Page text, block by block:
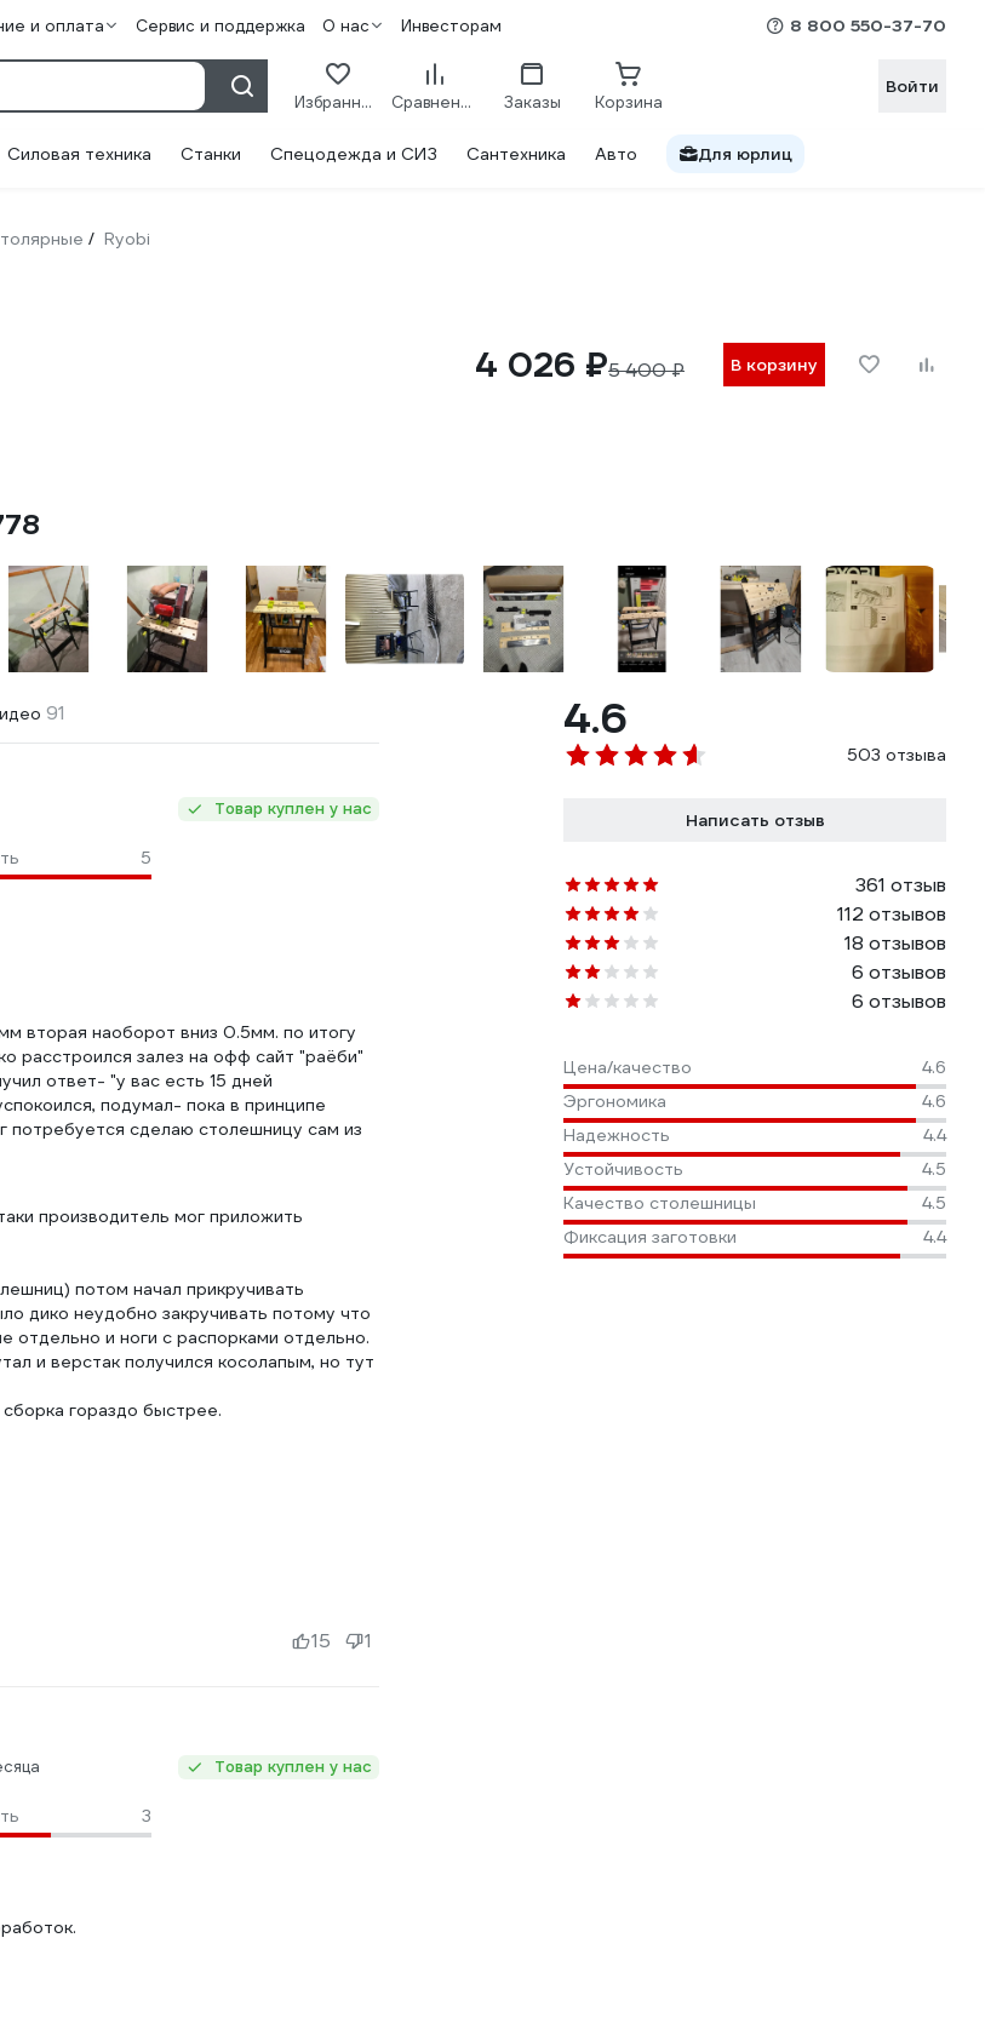
и оплата Сервис и поддержка О нас Инвесторам 8 800 550-37-70
Избранное Сравнение Заказы Корзина
Войти
Силовая техника Станки Спецодежда и СИЗ Сантехника Авто Для юрлиц
/ Ryobi
4 026 ₽5 400 ₽ В корзину
91
Товар куплен у нас
5
вторая наоборот вниз 0.5мм. по итогу
расстроился залез на офф сайт "раёби"
ответ- "у вас есть 15 дней
подумал- пока в принципе
потребуется сделаю столешницу сам из
производитель мог приложить
потом начал прикручивать
дико неудобно закручивать потому что
и ноги с распорками отдельно.
и верстак получился косолапым, но тут
гораздо быстрее.
15 1
Товар куплен у нас
3
4.6
503 отзыва
Написать отзыв
361 отзыв
112 отзывов
18 отзывов
6 отзывов
6 отзывов
Цена/качество
4.6
Эргономика
4.6
Надежность
4.4
Устойчивость
4.5
Качество столешницы
4.5
Фиксация заготовки
4.4